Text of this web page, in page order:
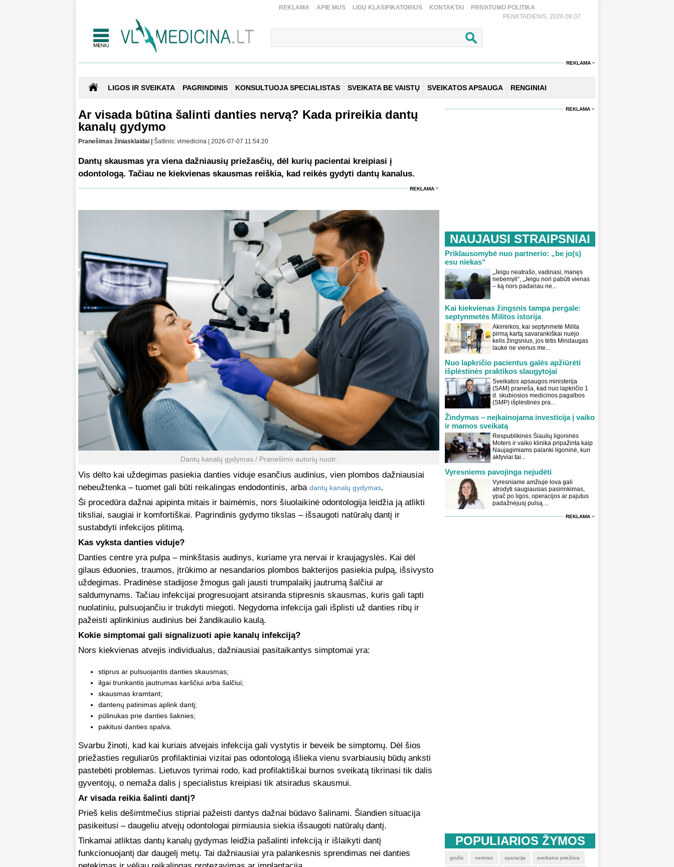
REKLAMA APIE MUS LIGŲ KLASIFIKATORIUS KONTAKTAI
PRIVATUMO POLITIKA
PENKTADIENIS, 2026.08.07
REKLAMA
LIGOS IR SVEIKATA PAGRINDINIS KONSULTUOJA SPECIALISTAS SVEIKATA BE VAISTŲ SVEIKATOS APSAUGA RENGINIAI
Ar visada būtina šalinti danties nervą? Kada prireikia dantų
kanalų gydymo
Pranešimas žiniasklaidai | Šaltinis: vlmedicina | 2026-07-07 11:54:20
Dantų skausmas yra viena dažniausių priežasčių, dėl kurių pacientai kreipiasi į
odontologą. Tačiau ne kiekvienas skausmas reiškia, kad reikės gydyti dantų kanalus.
REKLAMA
Dantų kanalų gydymas / Pranešimo autorių nuotr.
Vis dėlto kai uždegimas pasiekia danties viduje esančius audinius, vien plombos dažniausiai
nebeužtenka – tuomet gali būti reikalingas endodontinis, arba dantų kanalų gydymas.
Ši procedūra dažnai apipinta mitais ir baimėmis, nors šiuolaikinė odontologija leidžia ją atlikti
tiksliai, saugiai ir komfortiškai. Pagrindinis gydymo tikslas – išsaugoti natūralų dantį ir
sustabdyti infekcijos plitimą.
Kas vyksta danties viduje?
Danties centre yra pulpa – minkštasis audinys, kuriame yra nervai ir kraujagyslės. Kai dėl
gilaus ėduonies, traumos, įtrūkimo ar nesandarios plombos bakterijos pasiekia pulpą, išsivysto
uždegimas. Pradinėse stadijose žmogus gali jausti trumpalaikį jautrumą šalčiui ar
saldumynams. Tačiau infekcijai progresuojant atsiranda stipresnis skausmas, kuris gali tapti
nuolatiniu, pulsuojančiu ir trukdyti miegoti. Negydoma infekcija gali išplisti už danties ribų ir
pažeisti aplinkinius audinius bei žandikaulio kaulą.
Kokie simptomai gali signalizuoti apie kanalų infekciją?
Nors kiekvienas atvejis individualus, dažniausiai pasitaikantys simptomai yra:
stiprus ar pulsuojantis danties skausmas;
ilgai trunkantis jautrumas karščiui arba šalčiui;
skausmas kramtant;
dantenų patinimas aplink dantį;
pūlinukas prie danties šaknies;
pakitusi danties spalva.
Svarbu žinoti, kad kai kuriais atvejais infekcija gali vystytis ir beveik be simptomų. Dėl šios
priežasties reguliarūs profilaktiniai vizitai pas odontologą išlieka vienu svarbiausių būdų anksti
pastebėti problemas. Lietuvos tyrimai rodo, kad profilaktiškai burnos sveikatą tikrinasi tik dalis
gyventojų, o nemaža dalis į specialistus kreipiasi tik atsiradus skausmui.
Ar visada reikia šalinti dantį?
Prieš kelis dešimtmečius stipriai pažeisti dantys dažnai būdavo šalinami. Šiandien situacija
pasikeitusi – daugeliu atvejų odontologai pirmiausia siekia išsaugoti natūralų dantį.
Tinkamai atliktas dantų kanalų gydymas leidžia pašalinti infekciją ir išlaikyti dantį
funkcionuojantį dar daugelį metų. Tai dažniausiai yra palankesnis sprendimas nei danties
REKLAMA
NAUJAUSI STRAIPSNIAI
Priklausomybė nuo partnerio: „be jo(s)
esu niekas“
„Jeigu neatrašo, vadinasi, manęs
nebemyli“, „Jeigu nori pabūti vienas
– ką nors padariau ne...
Kai kiekvienas žingsnis tampa pergale:
septynmetės Militos istorija
Akimirkos, kai septynmetė Milita
pirmą kartą savarankiškai nuėjo
kelis žingsnius, jos tėtis Mindaugas
laukė ne vienus me...
Nuo lapkričio pacientus galės apžiūrėti
išplėstinės praktikos slaugytojai
Sveikatos apsaugos ministerija
(SAM) praneša, kad nuo lapkričio 1
d. skubiosios medicinos pagalbos
(SMP) išplėstinės pra...
Žindymas – neįkainojama investicija į vaiko
ir mamos sveikatą
Respublikinės Šiaulių ligoninės
Moters ir vaiko klinika pripažinta kaip
Naujagimiams palanki ligoninė, kuri
aktyviai tai...
Vyresniems pavojinga nejudėti
Vyresniame amžiuje lova gali
atrodyti saugiausias pasirinkimas,
ypač po ligos, operacijos ar pajutus
padažnėjusį pulsą....
REKLAMA
POPULIARIOS ŽYMOS
grožis nerimas operacija sveikatos priežiūra